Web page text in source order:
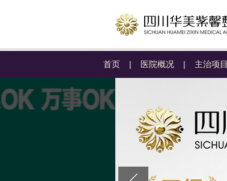
首页 | 医院概况 | 主治项目